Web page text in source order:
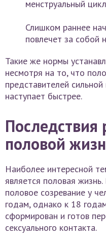
менструальный
Слишком раннее
повлечет за собой
Такие же нормы
несмотря на то, что
представителей
наступает быстрее.
Последствия
половой
Наиболее интересной
является половая
половое созревание у
годам, однако к 18
сформирован и готов
сексуального контакта.